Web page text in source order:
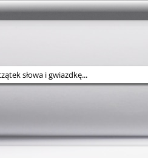
serwisie